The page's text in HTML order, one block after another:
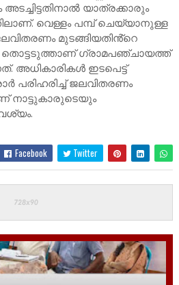
യാത്രക്കാരും
വെള്ളം പമ്പ് ചെയ്യാനുള്ള
മുടങ്ങിയതിൻ്റെ
ഗ്രാമപഞ്ചായത്ത്
അധികാരികൾ ഇടപെട്ട്
പരിഹരിച്ച് ജലവിതരണം
നാട്ടുകാരുടെയും
Facebook Twitter